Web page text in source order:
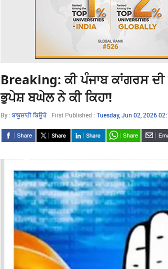
Breaking: ਕੀ ਪੰਜਾਬ ਕਾਂਗਰਸ
ਭੁਪੇਸ਼ ਬਘੇਲ ਨੇ ਕੀ ਕਿਹਾ!
By : ਬਾਬੂਸ਼ਾਹੀ ਬਿਊਰੋ First Published : Tuesday, Jun 02, 2026